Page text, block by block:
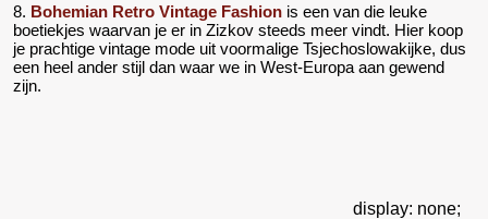
8. Bohemian Retro Vintage Fashion is een van die leuke
boetiekjes waarvan je er in Zizkov steeds meer vindt. Hier koop
je prachtige vintage mode uit voormalige Tsjechoslowakijke, dus
een heel ander stijl dan waar we in West-Europa aan gewend
zijn.
display: none;